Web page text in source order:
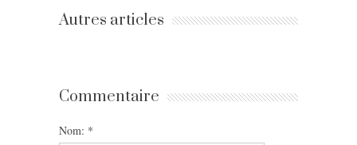
Autres articles
Commentaire
Nom: *